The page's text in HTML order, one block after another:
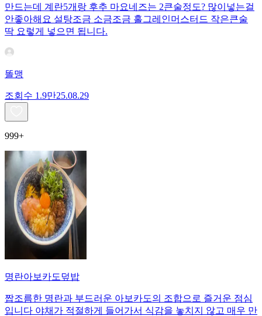
만드는데 계란5개랑 후추 마요네즈는 2큰술정도? 많이넣는걸
안좋아해요 설탕조금 소금조금 홀그레인머스터드 작은큰술
딱 요렇게 넣으면 됩니다.
똘맹
조회수 1.9만25.08.29
999+
명란아보카도덮밥
짭조름한 명란과 부드러운 아보카도의 조합으로 즐거운 점심
입니다 야채가 적절하게 들어가서 식감을 놓치지 않고 매우 만